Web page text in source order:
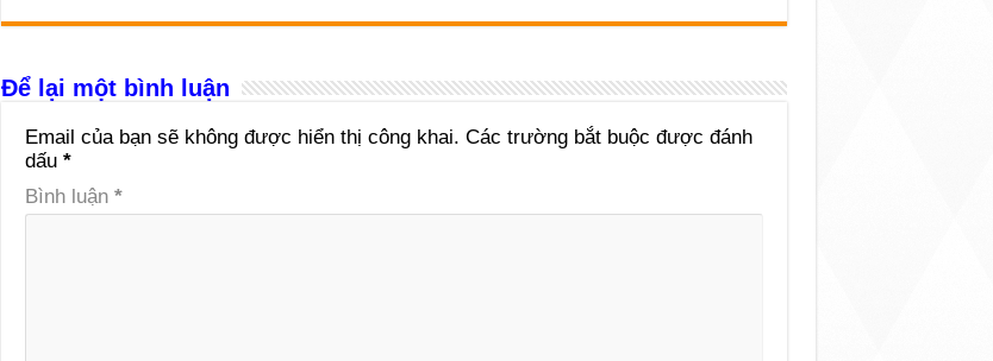
Để lại một bình luận
Email của bạn sẽ không được hiển thị công khai. Các trường bắt buộc được đánh
dấu *
Bình luận *